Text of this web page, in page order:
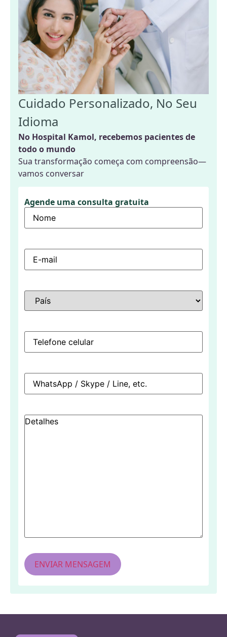
Cuidado Personalizado, No Seu
Idioma
No Hospital Kamol, recebemos pacientes de
todo o mundo
Sua transformação começa com compreensão—
vamos conversar
Agende uma consulta gratuita